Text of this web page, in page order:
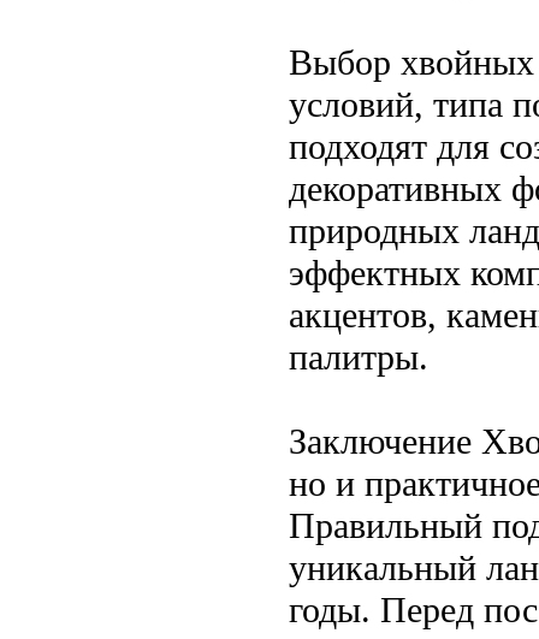
Выбор хвойных
условий, типа
подходят для
декоративных
природных
эффектных
акцентов,
палитры.
Заключение
но и
Правильный
уникальный
годы. Перед